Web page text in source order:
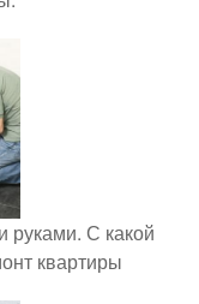
руками. С какой
квартиры